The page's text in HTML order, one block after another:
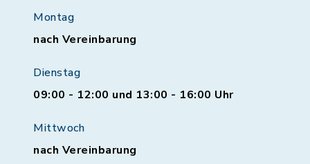
Montag
nach Vereinbarung
Dienstag
09:00 - 12:00 und 13:00 - 16:00 Uhr
Mittwoch
nach Vereinbarung